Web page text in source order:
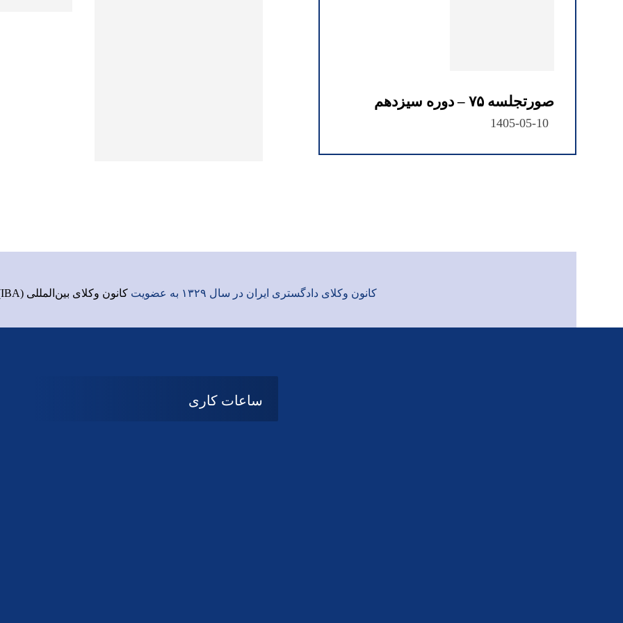
صورتجلسه ۷۵ – دوره سیزدهم
1405-05-10
کانون وکلای دادگستری ایران در سال ۱۳۲۹ به عضویت کانون وکلای بین‌المللی (IBA)
ساعات کاری